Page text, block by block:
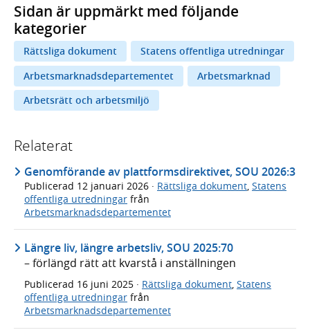
Sidan är uppmärkt med följande
kategorier
Rättsliga dokument
Statens offentliga utredningar
Arbetsmarknadsdepartementet
Arbetsmarknad
Arbetsrätt och arbetsmiljö
Relaterat
Genomförande av plattformsdirektivet, SOU 2026:3
Publicerad 12 januari 2026 · Rättsliga dokument Statens
offentliga utredningar från
Arbetsmarknadsdepartementet
Längre liv, längre arbetsliv, SOU 2025:70
– förlängd rätt att kvarstå i anställningen
Publicerad 16 juni 2025 · Rättsliga dokument, Statens
offentliga utredningar från
Arbetsmarknadsdepartementet